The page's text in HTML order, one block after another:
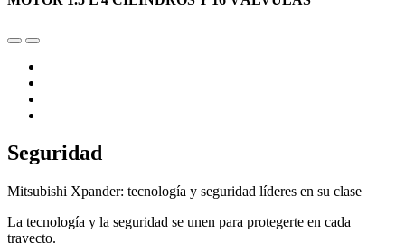
Seguridad
Mitsubishi Xpander: tecnología y seguridad líderes en su clase
La tecnología y la seguridad se unen para protegerte en cada
trayecto.